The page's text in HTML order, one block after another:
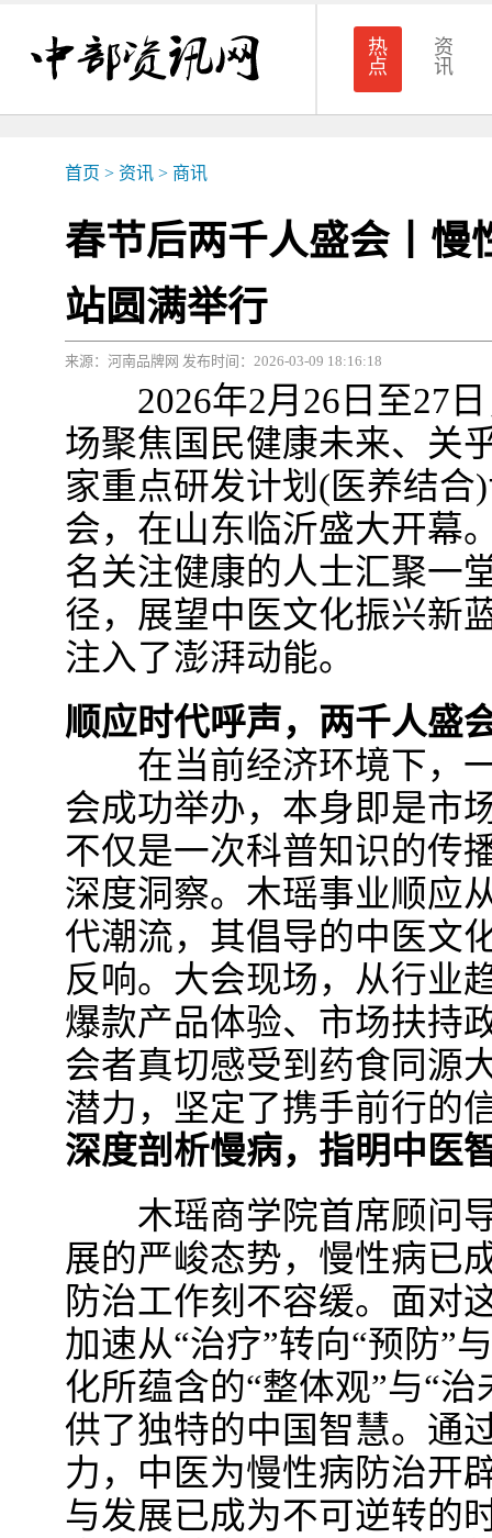
热
点
资
讯
首页 > 资讯 > 商讯
春节后两千人盛会丨慢
站圆满举行
来源：河南品牌网 发布时间：2026-03-09 18:16:18
2026年2月26日至27日
场聚焦国民健康未来、
家重点研发计划(医养结
会，在山东临沂盛大开幕
名关注健康的人士汇聚一
径，展望中医文化振兴新
注入了澎湃动能。
顺应时代呼声，两千人盛
在当前经济环境下，一
会成功举办，本身即是市
不仅是一次科普知识的传
深度洞察。木瑶事业顺应
代潮流，其倡导的中医文
反响。大会现场，从行业
爆款产品体验、市场扶持
会者真切感受到药食同源
潜力，坚定了携手前行的
深度剖析慢病，指明中医
木瑶商学院首席顾问导
展的严峻态势，慢性病已
防治工作刻不容缓。面对
加速从“治疗”转向“预防”
化所蕴含的“整体观”与“
供了独特的中国智慧。通
力，中医为慢性病防治开
与发展已成为不可逆转的